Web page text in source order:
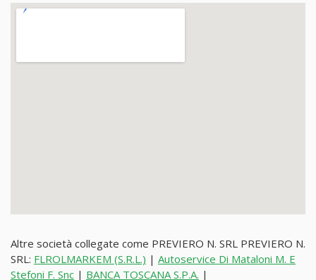
Altre società collegate come PREVIERO N. SRL PREVIERO N.
SRL: FLROLMARKEM (S.R.L.) | Autoservice Di Mataloni M. E
Stefoni F. Snc | BANCA TOSCANA S.P.A. |